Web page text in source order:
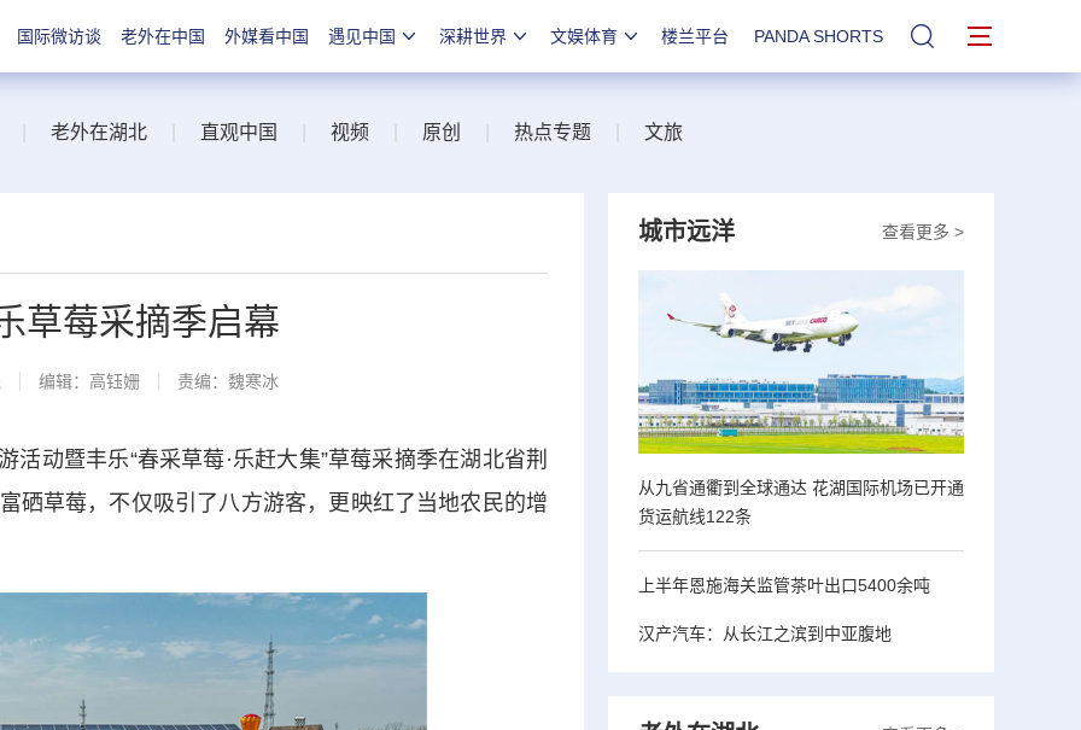
国际微访谈 老外在中国 外媒看中国 遇见中国 深耕世界 文娱体育 楼兰平台 PANDA SHORTS 站内搜索
老外在湖北 直观中国 视频 原创 热点专题 文旅
草莓采摘季启幕
编辑：高钰姗 责编：魏寒冰
动暨丰乐“春采草莓·乐赶大集”草莓采摘季在湖北省荆
硒草莓，不仅吸引了八方游客，更映红了当地农民的增
查看更多 >
城市远洋
从九省通衢到全球通达 花湖国际机场已开通
货运航线122条
上半年恩施海关监管茶叶出口5400余吨
汉产汽车：从长江之滨到中亚腹地